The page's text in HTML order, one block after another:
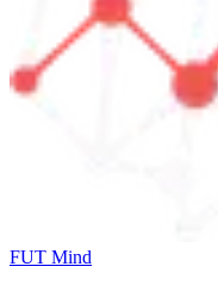
FUT Mind